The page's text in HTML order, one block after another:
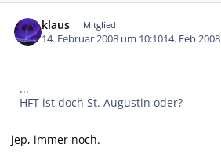
klaus Mitglied
14. Februar 2008 um 10:1014. Feb 2008
...
HFT ist doch St. Augustin oder?
jep, immer noch.